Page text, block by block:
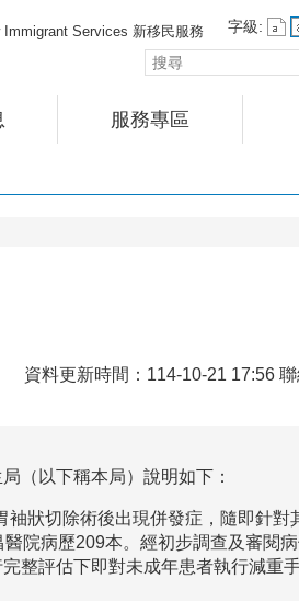
團
Immigrant Services 新移民服務
字級:
服務專區
資料更新時間：114-10-21 17:56
（以下稱本局）說明如下：
狀切除術後出現併發症，隨即針
院病歷209本。經初步調查及審閱
整評估下即對未成年患者執行減重